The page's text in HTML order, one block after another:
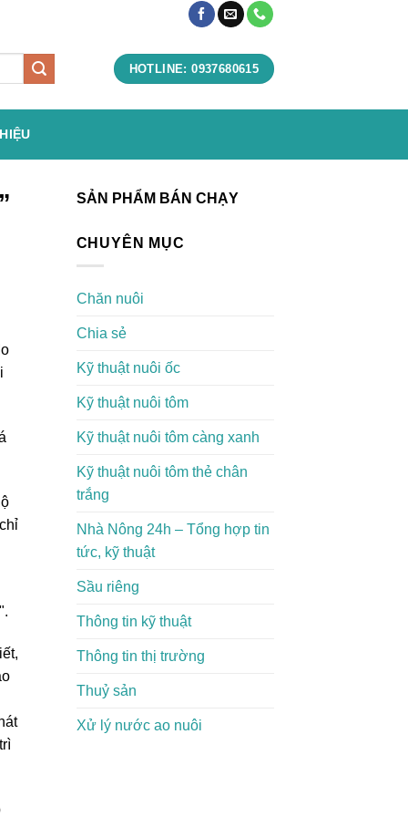
HOTLINE: 0937680615
SẢN PHẨM BÁN CHẠY
CHUYÊN MỤC
Chăn nuôi
Chia sẻ
Kỹ thuật nuôi ốc
Kỹ thuật nuôi tôm
Kỹ thuật nuôi tôm càng xanh
Kỹ thuật nuôi tôm thẻ chân
trắng
Nhà Nông 24h – Tổng hợp tin
tức, kỹ thuật
Sầu riêng
Thông tin kỹ thuật
Thông tin thị trường
Thuỷ sản
Xử lý nước ao nuôi